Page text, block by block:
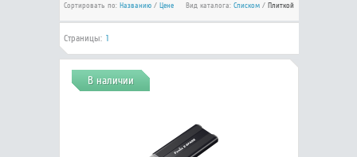
Сортировать по: Названию/ Цене Вид каталога: Списком/ Плиткой
Страницы: 1
В наличии